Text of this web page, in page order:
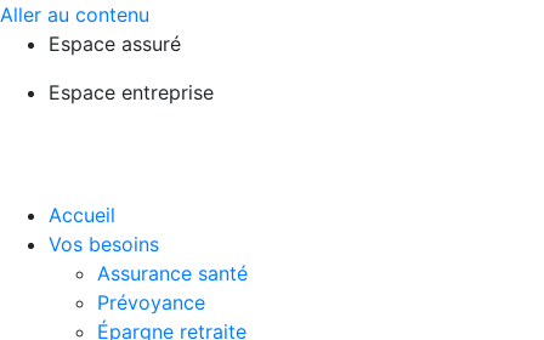
Aller au contenu
Espace assuré
Espace entreprise
Accueil
Vos besoins
Assurance santé
Prévoyance
Épargne retraite